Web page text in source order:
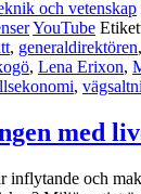
och vetenskap
YouTube
, generaldirektören,
, Lena Erixon,
,
med
och